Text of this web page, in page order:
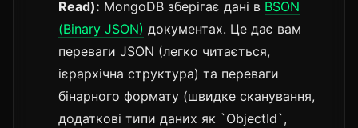
Read): MongoDB зберігає дані в BSON
(Binary JSON) документах. Це дає вам
переваги JSON (легко читається,
ієрархічна структура) та переваги
бінарного формату (швидке сканування,
додаткові типи даних як `ObjectId`,